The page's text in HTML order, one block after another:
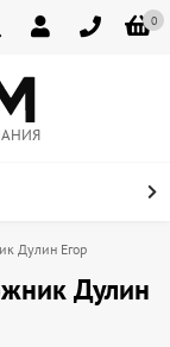
0
Дулин Егор
Дулин